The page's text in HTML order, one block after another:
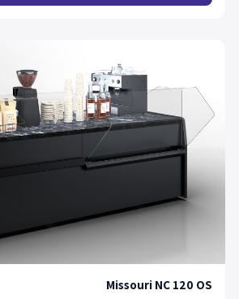
Missouri NC 120 OS